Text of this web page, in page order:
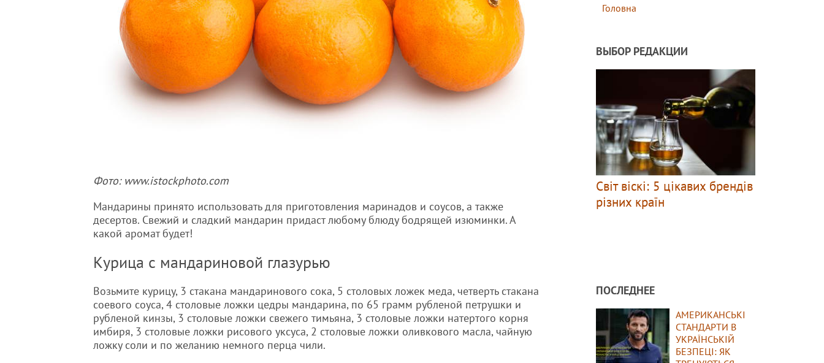
Фото: www.istockphoto.com
Мандарины принято использовать для приготовления маринадов и соусов, а также
десертов. Свежий и сладкий мандарин придаст любому блюду бодрящей изюминки. А
какой аромат будет!
Курица с мандариновой глазурью
Возьмите курицу, 3 стакана мандаринового сока, 5 столовых ложек меда, четверть стакана
соевого соуса, 4 столовые ложки цедры мандарина, по 65 грамм рубленой петрушки и
рубленой кинзы, 3 столовые ложки свежего тимьяна, 3 столовые ложки натертого корня
имбиря, 3 столовые ложки рисового уксуса, 2 столовые ложки оливкового масла, чайную
ложку соли и по желанию немного перца чили.
Головна
ВЫБОР РЕДАКЦИИ
Світ віскі: 5 цікавих брендів
різних країн
ПОСЛЕДНЕЕ
АМЕРИКАНСЬКІ
СТАНДАРТИ В
УКРАЇНСЬКІЙ
БЕЗПЕЦІ: ЯК